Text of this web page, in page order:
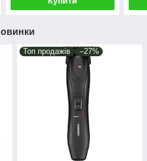
Топ продажів –27%